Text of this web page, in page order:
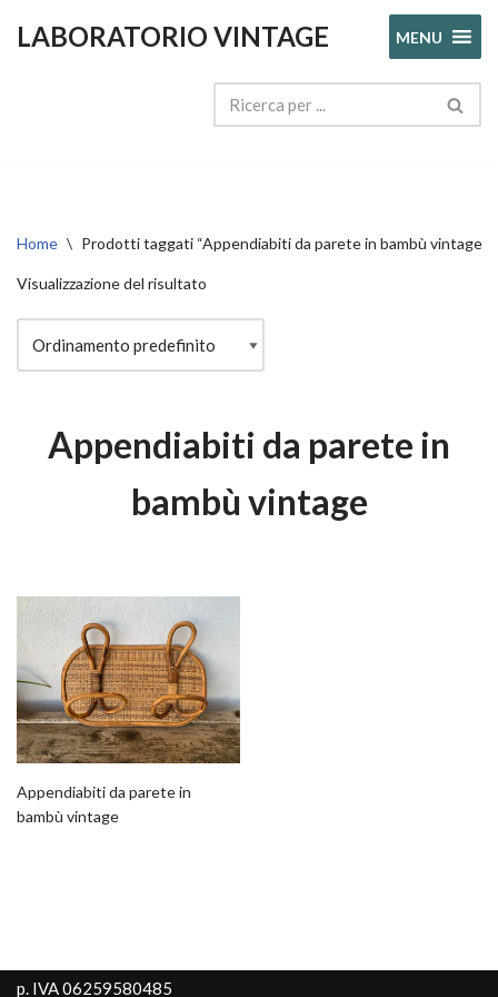
LABORATORIO VINTAGE MENU
Home \ Prodotti taggati “Appendiabiti da parete in bambù vintage”
Visualizzazione del risultato
Appendiabiti da parete in
bambù vintage
Appendiabiti da parete in
bambù vintage
p. IVA 06259580485